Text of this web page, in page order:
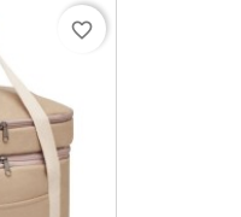
favorite_border